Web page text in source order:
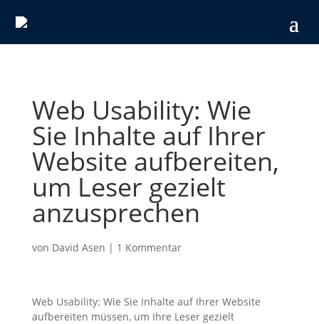
Web Usability: Wie
Sie Inhalte auf Ihrer
Website aufbereiten,
um Leser gezielt
anzusprechen
von David Asen | 1 Kommentar
Web Usability: Wie Sie Inhalte auf Ihrer Website
aufbereiten müssen, um Ihre Leser gezielt